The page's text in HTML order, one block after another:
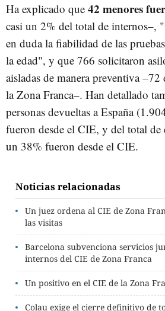
Ha explicado que 42 menores
casi un 2% del total de internos–,
en duda la fiabilidad de las
la edad", y que 766 solicitaron
aisladas de manera preventiva
la Zona Franca–. Han detallado
personas devueltas a España
fueron desde el CIE, y del total
un 38% fueron desde el CIE.
Noticias relacionadas
Un juez ordena al CIE de Zona
las visitas
Barcelona subvenciona servicios
internos del CIE de Zona Franca
Un positivo en el CIE de la Zona
Colau exige el cierre definitivo de